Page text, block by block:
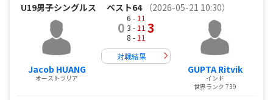
U19男子シングルス ベスト64 （2026-05-21 10:30）
Jacob HUANG
オーストラリア
0
6 - 11
3 - 11
8 - 11
3
対戦結果
GUPTA Ritvik
インド
世界ランク 739